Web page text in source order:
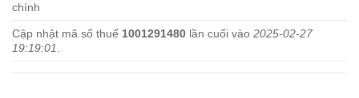
chính
Cập nhật mã số thuế 1001291480 lần cuối vào 2025-02-27
19:19:01